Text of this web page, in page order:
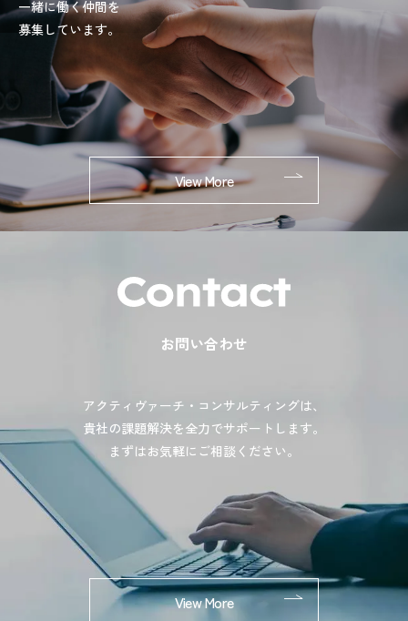
一緒に働く仲間を
募集しています。
View More
お問い合わせ
アクティヴァーチ・コンサルティングは、
貴社の課題解決を全力でサポートします。
まずはお気軽にご相談ください。
View More